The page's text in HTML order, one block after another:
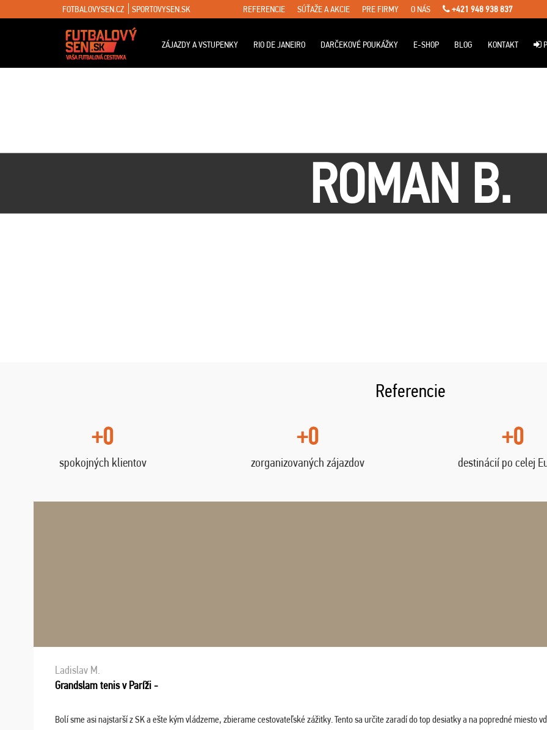
FOTBALOVYSEN.CZ SPORTOVYSEN.SK REFERENCIE SÚŤAŽE A AKCIE PRE FIRMY O NÁS +421 948 938 837
ZÁJAZDY A VSTUPENKY RIO DE JANEIRO DARČEKOVÉ POUKÁŽKY E-SHOP BLOG KONTAKT
ROMAN B.
Referencie
+0
spokojných klientov
+0
zorganizovaných zájazdov
+0
destinácií po celej
Ladislav M.
Grandslam tenis v Paríži -
Bolí sme asi najstarší z SK a ešte kým vládzeme, zbierame cestovateľské zážitky. Tento sa určite zaradí do top desiatky a na popredné miesto